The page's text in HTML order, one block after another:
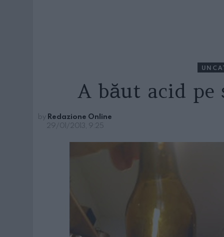
A băut acid pe
by Redazione Online
29/01/2013, 9:25